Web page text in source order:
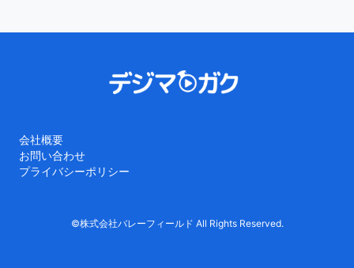
会社概要
お問い合わせ
プライバシーポリシー
©株式会社バレーフィールド All Rights Reserved.